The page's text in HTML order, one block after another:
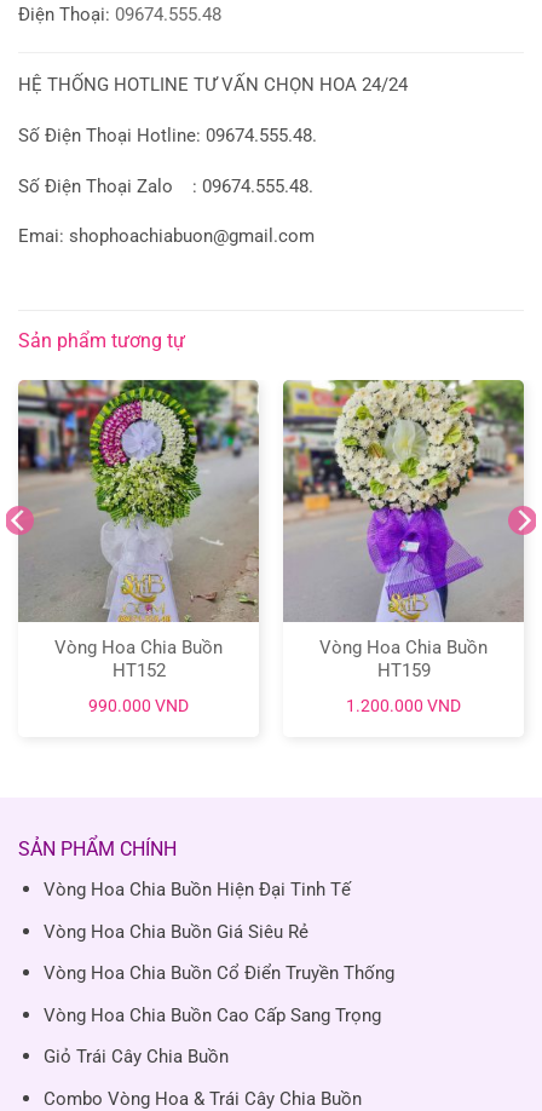
Điện Thoại: 09674.555.48
HỆ THỐNG HOTLINE TƯ VẤN CHỌN HOA 24/24
Số Điện Thoại Hotline: 09674.555.48.
Số Điện Thoại Zalo : 09674.555.48.
Emai: shophoachiabuon@gmail.com
Sản phẩm tương tự
Vòng Hoa Chia Buồn
HT152
990.000 VND
Vòng Hoa Chia Buồn
HT159
1.200.000 VND
SẢN PHẨM CHÍNH
Vòng Hoa Chia Buồn Hiện Đại Tinh Tế
Vòng Hoa Chia Buồn Giá Siêu Rẻ
Vòng Hoa Chia Buồn Cổ Điển Truyền Thống
Vòng Hoa Chia Buồn Cao Cấp Sang Trọng
Giỏ Trái Cây Chia Buồn
Combo Vòng Hoa & Trái Cây Chia Buồn